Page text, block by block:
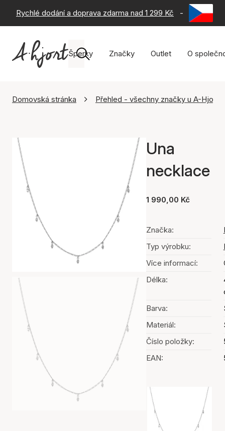
Rychlé dodání a doprava zdarma nad 1 299 Kč - 60 dní
Šperky Značky Outlet O
Domovská stránka Přehled - všechny značky u A-Hjort
Una
necklace
1 990,00 Kč
Značka:
Typ výrobku:
Více informací:
Délka:
Barva:
Materiál:
Číslo položky:
EAN:
Výběr barev